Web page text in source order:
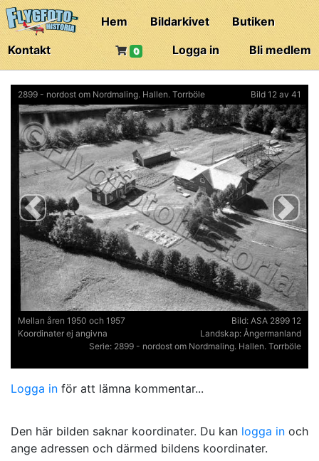
Hem Bildarkivet
Butiken
Kontakt
Bli medlem
Logga in
0
2899 - nordost om Nordmaling. Hallen. Torrböle Bild 12 av 41
Previous Next
Mellan åren 1950 och 1957 Bild: ASA 2899 12
Landskap: Ångermanland
Koordinater ej angivna
Serie: 2899 - nordost om Nordmaling. Hallen. Torrböle
Logga in för att lämna kommentar...
Den här bilden saknar koordinater. Du kan logga in och
ange adressen och därmed bildens koordinater.